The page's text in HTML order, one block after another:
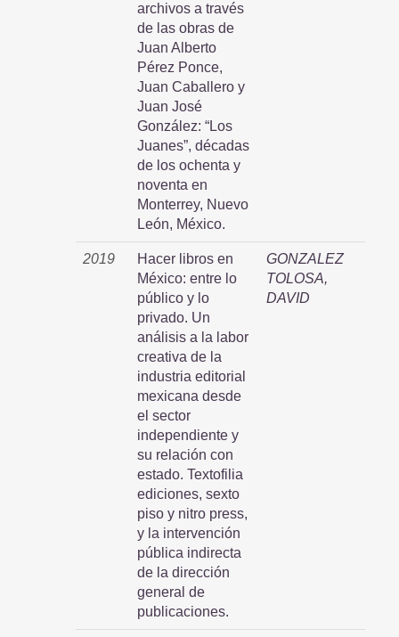
archivos a través
de las obras de
Juan Alberto
Pérez Ponce,
Juan Caballero y
Juan José
González: “Los
Juanes”, décadas
de los ochenta y
noventa en
Monterrey, Nuevo
León, México.
2019
Hacer libros en
México: entre lo
público y lo
privado. Un
análisis a la labor
creativa de la
industria editorial
mexicana desde
el sector
independiente y
su relación con
estado. Textofilia
ediciones, sexto
piso y nitro press,
y la intervención
pública indirecta
de la dirección
general de
publicaciones.
GONZALEZ
TOLOSA,
DAVID